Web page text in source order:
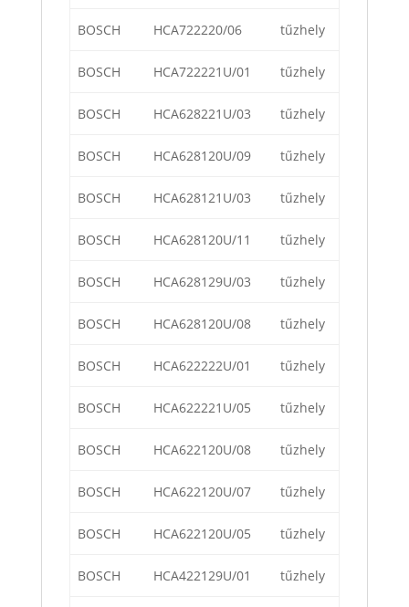
BOSCH HCA722220/06 tűzhely
BOSCH HCA722221U/01 tűzhely
BOSCH HCA628221U/03 tűzhely
BOSCH HCA628120U/09 tűzhely
BOSCH HCA628121U/03 tűzhely
BOSCH HCA628120U/11 tűzhely
BOSCH HCA628129U/03 tűzhely
BOSCH HCA628120U/08 tűzhely
BOSCH HCA622222U/01 tűzhely
BOSCH HCA622221U/05 tűzhely
BOSCH HCA622120U/08 tűzhely
BOSCH HCA622120U/07 tűzhely
BOSCH HCA622120U/05 tűzhely
BOSCH HCA422129U/01 tűzhely